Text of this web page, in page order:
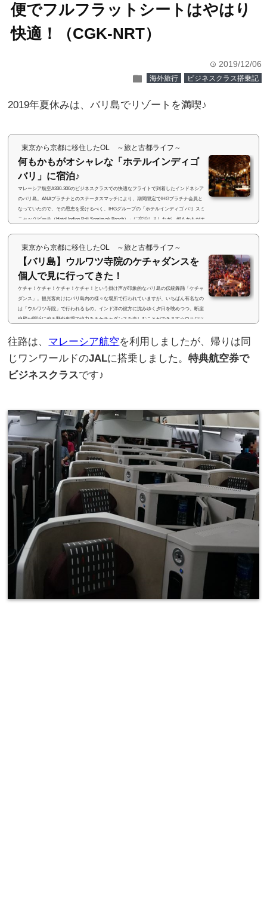
便でフルフラットシートはやはり
快適！（CGK-NRT）
time 2019/12/06
folder 海外旅行 ビジネスクラス搭乗記
2019年夏休みは、バリ島でリゾートを満喫♪
東京から京都に移住したOL ～旅と古都ライフ～
何もかもがオシャレな「ホテルインディゴ
バリ」に宿泊♪
マレーシア航空A330-300のビジネスクラスでの快適なフライトで到着したインドネシア
のバリ島。ANAプラチナとのステータスマッチにより、期間限定でIHGプラチナ会員と
なっていたので、その恩恵を受けるべく、IHGグループの「ホテルインディゴ バリ スミ
ニャックビーチ（Hotel Indigo Bali Seminyak Beach）」に宿泊しましたが、何もかもがオ
エリアよりも北...
東京から京都に移住したOL ～旅と古都ライフ～
【バリ島】ウルワツ寺院のケチャダンスを
個人で見に行ってきた！
ケチャ！ケチャ！ケチャ！ケチャ！という掛け声が印象的なバリ島の伝統舞踊「ケチャ
ダンス」。観光客向けにバリ島内の様々な場所で行われていますが、いちばん有名なの
は「ウルワツ寺院」で行われるもの。インド洋の彼方に沈みゆく夕日を眺めつつ、断崖
絶壁が間近に迫る野外劇場で迫力あるケチャダンスを楽しむことができます☆ウルワツ
ツアーを利用せずに個人で見に行ったところ、1人約2,500円と、ツアーを利用する場合
往路は、 マレーシア航空を利用しましたが、帰りは同
じワンワールドのJALに搭乗しました。特典航空券で
ビジネスクラスです♪